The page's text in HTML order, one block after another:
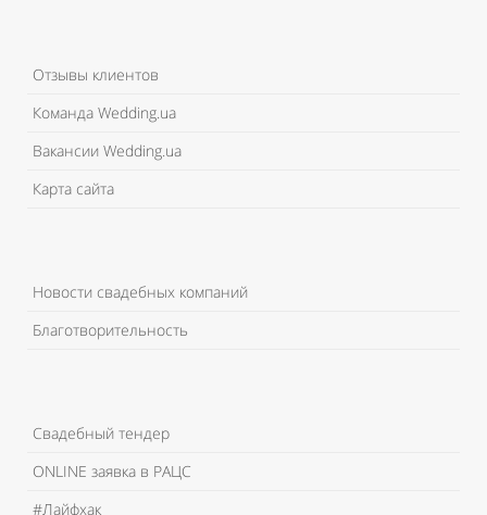
Отзывы клиентов
Команда Wedding.ua
Вакансии Wedding.ua
Карта сайта
Новости свадебных компаний
Благотворительность
Свадебный тендер
ONLINE заявка в РАЦС
#Лайфхак